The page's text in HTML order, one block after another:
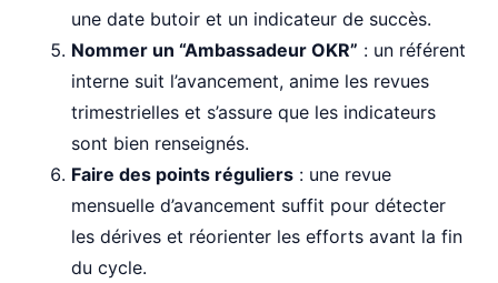
une date butoir et un indicateur de succès.
Nommer un “Ambassadeur OKR” : un référent
interne suit l’avancement, anime les revues
trimestrielles et s’assure que les indicateurs
sont bien renseignés.
Faire des points réguliers : une revue
mensuelle d’avancement suffit pour détecter
les dérives et réorienter les efforts avant la fin
du cycle.